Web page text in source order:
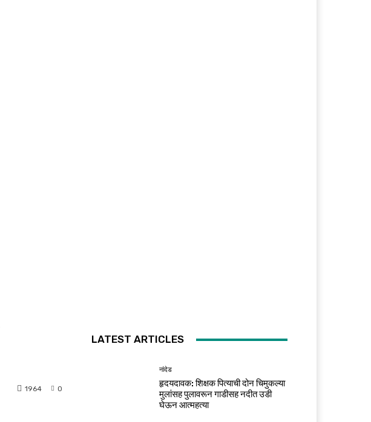
0
1964
LATEST ARTICLES
नांदेड
हृदयदावक: शिक्षक पित्याची दोन चिमुकल्या
मुलांसह पुलावरून गाडीसह नदीत उडी
घेऊन आत्महत्या